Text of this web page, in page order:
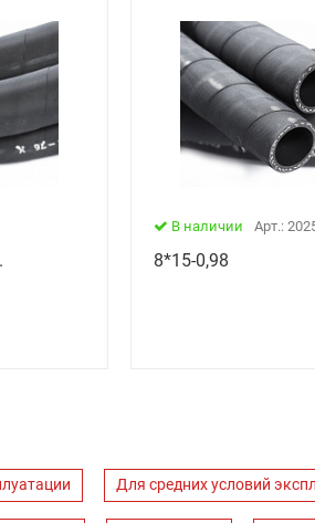
В наличии Арт.:
8*15-0,98
Для средних условий